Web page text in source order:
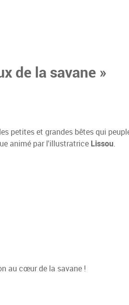
de la savane »
petites et grandes bêtes qui
animé par l'illustratrice Lissou.
au cœur de la savane !